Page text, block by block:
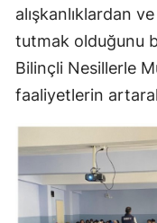
alışkanlıklardan
tutmak olduğunu
Bilinçli Nesillerle
faaliyetlerin